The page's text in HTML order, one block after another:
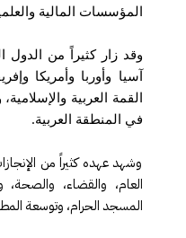
المؤسسات المالية
​وقد زار كثيراً من الدول
آسيا وأوربا وأمريكا
القمة العربية
في المنطقة العربية.
وشهد عهده كثيراً من
العام، والقضاء،
المسجد الحرام، وتوسعة